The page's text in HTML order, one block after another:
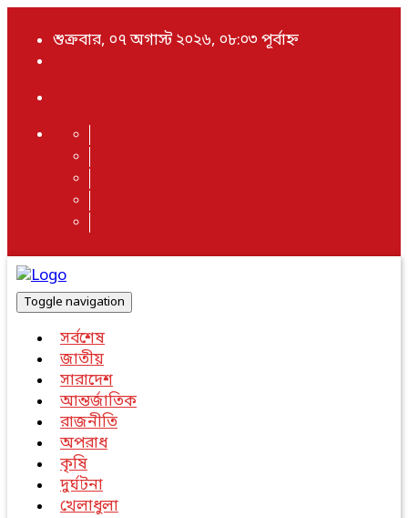
শুক্রবার, ০৭ অগাস্ট ২০২৬, ০৮:০৩ পূর্বাহ্ন
Toggle navigation
সর্বশেষ
জাতীয়
সারাদেশ
আন্তর্জাতিক
রাজনীতি
অপরাধ
কৃষি
দুর্ঘটনা
খেলাধুলা